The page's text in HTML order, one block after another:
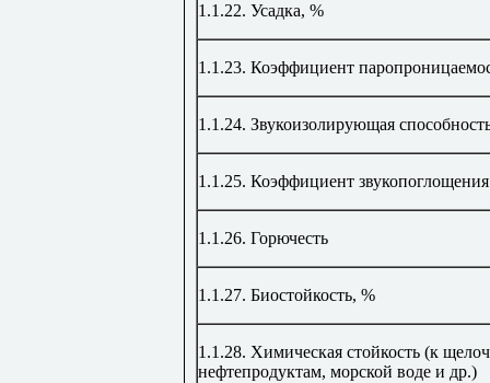
1.1.22. Усадка, %
1.1.23. Коэффициент
1.1.24. Звукоизолирующая
1.1.25. Коэффициент звукопоглощения
1.1.26. Горючесть
1.1.27. Биостойкость, %
1.1.28. Химическая стойкость (к
нефтепродуктам, морской воде и др.)